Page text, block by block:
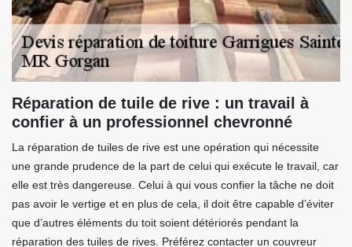
Réparation de tuile de rive : un travail à
confier à un professionnel chevronné
La réparation de tuiles de rive est une opération qui nécessite
une grande prudence de la part de celui qui exécute le travail, car
elle est très dangereuse. Celui à qui vous confier la tâche ne doit
pas avoir le vertige et en plus de cela, il doit être capable d’éviter
que d’autres éléments du toit soient détériorés pendant la
réparation des tuiles de rives. Préférez contacter un couvreur